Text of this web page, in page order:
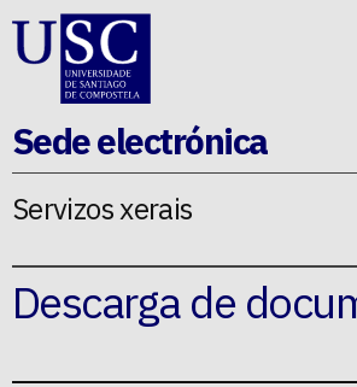
Ir ao contido da p�xina
Sede electrónica
Servizos xerais
Descarga de